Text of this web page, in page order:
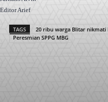
Editor Arief
TAGS 20 ribu warga Blitar nikmati
Peresmian SPPG MBG